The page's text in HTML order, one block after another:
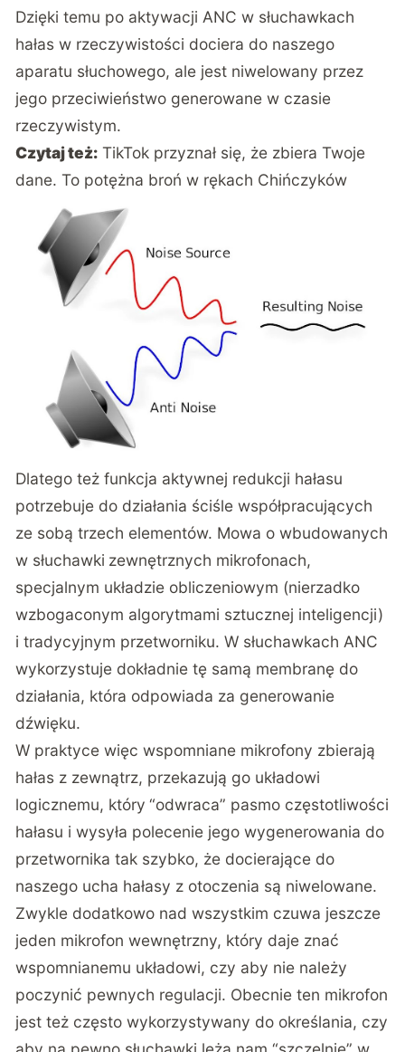
Dzięki temu po aktywacji ANC w słuchawkach
hałas w rzeczywistości dociera do naszego
aparatu słuchowego, ale jest niwelowany przez
jego przeciwieństwo generowane w czasie
rzeczywistym.
Czytaj też: TikTok przyznał się, że zbiera Twoje
dane. To potężna broń w rękach Chińczyków
Dlatego też funkcja aktywnej redukcji hałasu
potrzebuje do działania ściśle współpracujących
ze sobą trzech elementów. Mowa o wbudowanych
w słuchawki zewnętrznych mikrofonach,
specjalnym układzie obliczeniowym (nierzadko
wzbogaconym algorytmami sztucznej inteligencji)
i tradycyjnym przetworniku. W słuchawkach ANC
wykorzystuje dokładnie tę samą membranę do
działania, która odpowiada za generowanie
dźwięku.
W praktyce więc wspomniane mikrofony zbierają
hałas z zewnątrz, przekazują go układowi
logicznemu, który “odwraca” pasmo częstotliwości
hałasu i wysyła polecenie jego wygenerowania do
przetwornika tak szybko, że docierające do
naszego ucha hałasy z otoczenia są niwelowane.
Zwykle dodatkowo nad wszystkim czuwa jeszcze
jeden mikrofon wewnętrzny, który daje znać
wspomnianemu układowi, czy aby nie należy
poczynić pewnych regulacji. Obecnie ten mikrofon
jest też często wykorzystywany do określania, czy